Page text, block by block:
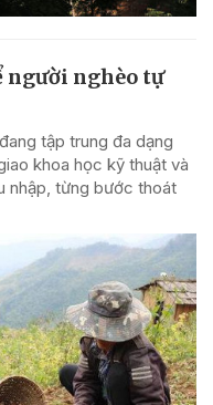
người nghèo tự
tập trung đa dạng
khoa học kỹ thuật và
nhập, từng bước thoát